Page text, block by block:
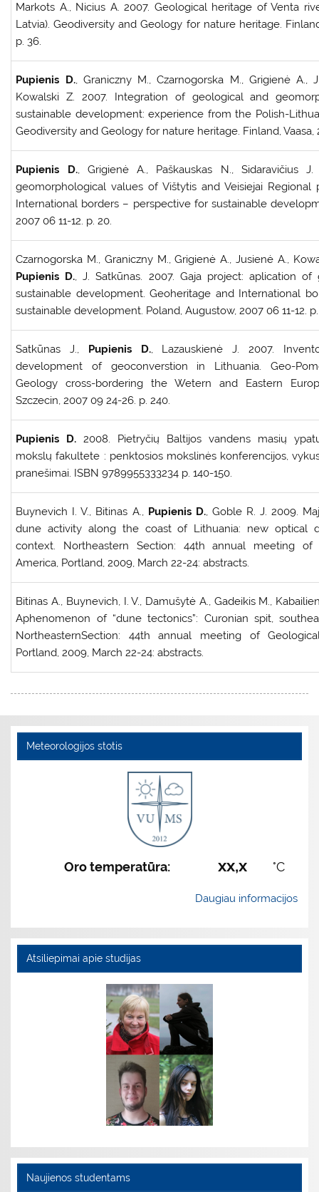
Markots A., Nicius A. 2007. Geological heritage of Venta
Latvia). Geodiversity and Geology for nature heritage.
p. 36.
Pupienis D., Graniczny M., Czarnogorska M., Grigienė A.,
Kowalski Z. 2007. Integration of geological and
sustainable development: experience from the Polish-
Geodiversity and Geology for nature heritage. Finland, Vaasa,
Pupienis D., Grigienė A., Paškauskas N., Sidaravičius
geomorphological values of Vištytis and Veisiejai Regional
International borders – perspective for sustainable
2007 06 11-12. p. 20.
Czarnogorska M., Graniczny M., Grigienė A., Jusienė A.,
Pupienis D., J. Satkūnas. 2007. Gaja project: aplication
sustainable development. Geoheritage and International
sustainable development. Poland, Augustow, 2007 06 11-12.
Satkūnas J., Pupienis D., Lazauskienė J. 2007.
development of geoconverstion in Lithuania. Geo-
Geology cross-bordering the Wetern and Eastern
Szczecin, 2007 09 24-26. p. 240.
Pupienis D.2008. Pietryčių Baltijos vandens masių
mokslų fakultete : penktosios mokslinės konferencijos,
pranešimai. ISBN 9789955333234 p. 140-150.
Buynevich I. V., Bitinas A., Pupienis D., Goble R. J. 2009.
dune activity along the coast of Lithuania: new optical
context. Northeastern Section: 44th annual meeting of
America, Portland, 2009, March 22-24: abstracts.
Bitinas A., Buynevich, I. V., Damušytė A., Gadeikis M.,
Aphenomenon of “dune tectonics”: Curonian spit,
NortheasternSection: 44th annual meeting of
Portland, 2009, March 22-24: abstracts.
Meteorologijos stotis
Oro temperatūra: xx,x °C
Daugiau informacijos
Atsiliepimai apie studijas
Naujienos studentams